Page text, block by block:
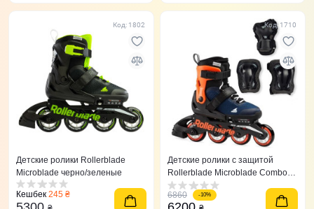
Код: 1802
Детские ролики Rollerblade
Microblade черно/зеленые
Кешбек 245 ₴
Код: 1710
Детские ролики с защитой
Rollerblade Microblade Combo
Midnight Blue/Orange
6860
-10%